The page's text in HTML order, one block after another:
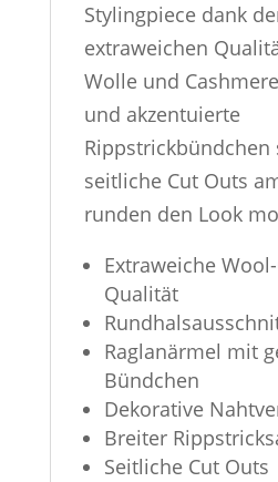
Stylingpiece dank
extraweichen
Wolle und
und akzentuierte
Rippstrickbündchen
seitliche Cut Outs
runden den Look
Extraweiche
Qualität
Raglanärmel mit
Bündchen
Dekorative
Breiter
Seitliche Cut Outs